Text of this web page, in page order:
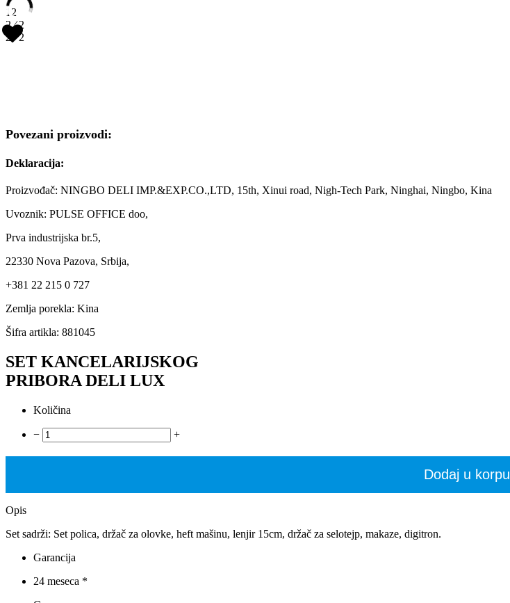
1 2
2 ∕ 2
2 ∕ 2
Povezani proizvodi:
Deklaracija:
Proizvođač: NINGBO DELI IMP.&EXP.CO.,LTD, 15th, Xinui road, Nigh-Tech Park, Ninghai, Ningbo, Kina
Uvoznik: PULSE OFFICE doo,
Prva industrijska br.5,
22330 Nova Pazova, Srbija,
+381 22 215 0 727
Zemlja porekla: Kina
Šifra artikla: 881045
SET KANCELARIJSKOG
PRIBORA DELI LUX
Količina
− +
Dodaj u korpu
Opis
Set sadrži: Set polica, držač za olovke, heft mašinu, lenjir 15cm, držač za selotejp, makaze, digitron.
Garancija
24 meseca *